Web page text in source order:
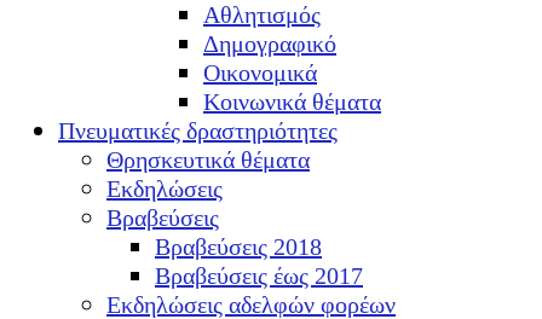
Αθλητισμός
Δημογραφικό
Οικονομικά
Κοινωνικά θέματα
Πνευματικές δραστηριότητες
Θρησκευτικά θέματα
Εκδηλώσεις
Βραβεύσεις
Βραβεύσεις 2018
Βραβεύσεις έως 2017
Εκδηλώσεις αδελφών φορέων